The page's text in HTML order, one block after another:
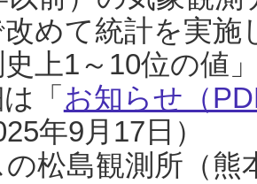
めて統計を実
上1～10位の値
「 お知らせ（
年9月17日）
松島観測所（熊